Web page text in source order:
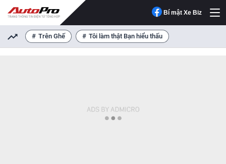
Bí mật Xe Biz
Trên Ghế Tôi làm thật Bạn hiểu thấu